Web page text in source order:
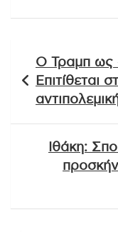
άρθρων
Ο Τραμπ ως
Επιτίθεται
Ιθάκη: